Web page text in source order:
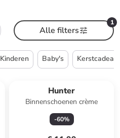
1
Alle filters
Kinderen Baby's
Hunter
Binnenschoenen crème
-60%